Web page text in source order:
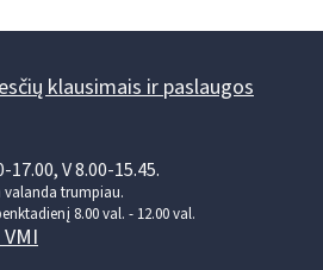
klausimais ir paslaugos
V 8.00-15.45.
valanda trumpiau.
8.00 val. - 12.00 val.